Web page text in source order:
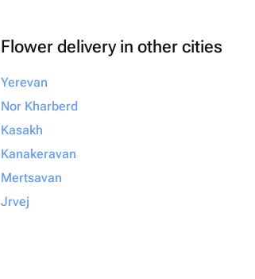
Flower delivery in other cities
Yerevan
Nor Kharberd
Kasakh
Kanakeravan
Mertsavan
Jrvej